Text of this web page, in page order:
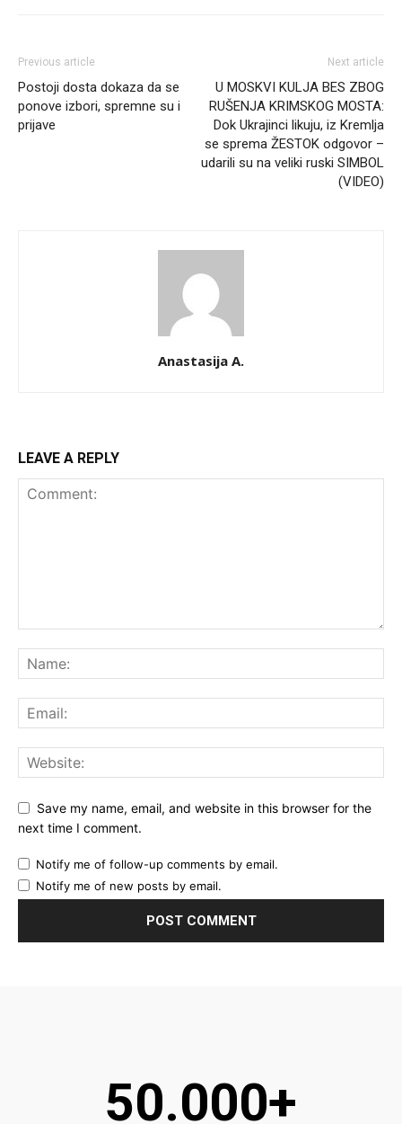
Previous article
Postoji dosta dokaza da se
ponove izbori, spremne su i
prijave
Next article
U MOSKVI KULJA BES ZBOG
RUŠENJA KRIMSKOG MOSTA:
Dok Ukrajinci likuju, iz Kremlja
se sprema ŽESTOK odgovor –
udarili su na veliki ruski SIMBOL
(VIDEO)
Anastasija A.
LEAVE A REPLY
Save my name, email, and website in this browser for the
next time I comment.
Notify me of follow-up comments by email.
Notify me of new posts by email.
50.000+